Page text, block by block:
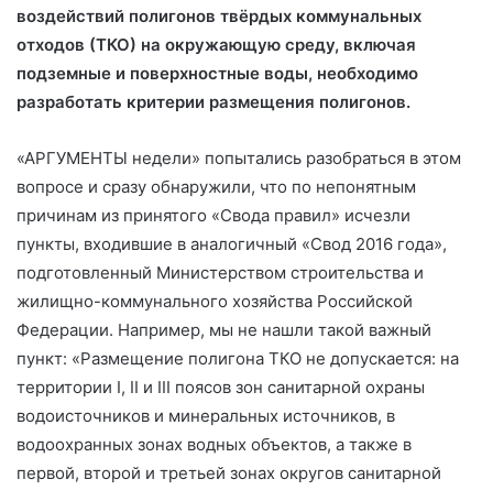
воздействий полигонов твёрдых коммунальных
отходов (ТКО) на окружающую среду, включая
подземные и поверхностные воды, необходимо
разработать критерии размещения полигонов.
«АРГУМЕНТЫ недели» попытались разобраться в этом
вопросе и сразу обнаружили, что по непонятным
причинам из принятого «Свода правил» исчезли
пункты, входившие в аналогичный «Свод 2016 года»,
подготовленный Министерством строительства и
жилищно-коммунального хозяйства Российской
Федерации. Например, мы не нашли такой важный
пункт: «Размещение полигона ТКО не допускается: на
территории I, II и III поясов зон санитарной охраны
водоисточников и минеральных источников, в
водоохранных зонах водных объектов, а также в
первой, второй и третьей зонах округов санитарной